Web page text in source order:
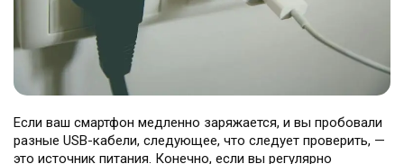
Если ваш смартфон медленно заряжается, и вы пробовали
разные USB-кабели, следующее, что следует проверить, —
это источник питания. Конечно, если вы регулярно